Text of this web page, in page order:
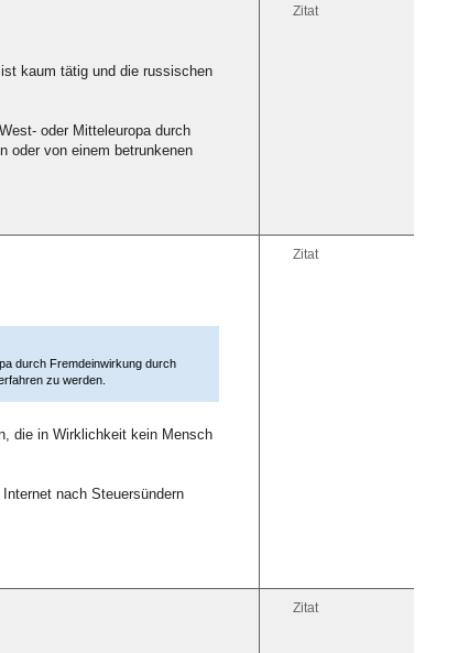
Zitat
kaum tätig und die russischen
oder Mitteleuropa durch
oder von einem betrunkenen
Zitat
durch Fremdeinwirkung durch
zu werden.
die in Wirklichkeit kein Mensch
nach Steuersündern
Zitat